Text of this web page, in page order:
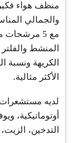
منظف ​​هواء
المنشط
الكريهة ونسبة
الأكثر مثالية.
لديه مستشعرات
أوتوماتيكية،
التدخين،